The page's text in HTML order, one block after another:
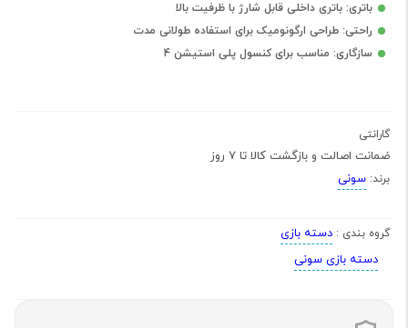
باتری: باتری داخلی قابل شارژ با ظرفیت بالا
راحتی: طراحی ارگونومیک برای استفاده طولانی مدت
سازگاری: مناسب برای کنسول پلی استیشن 4
گارانتی
ضمانت اصالت و بازگشت کالا تا 7 روز
برند: سونی
گروه بندی : دسته بازی
دسته بازی سونی